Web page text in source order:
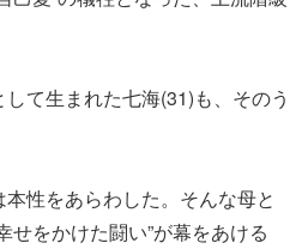
て生まれた七海(31)も、そのう
性をあらわした。そんな母と
せをかけた闘い”が幕をあける